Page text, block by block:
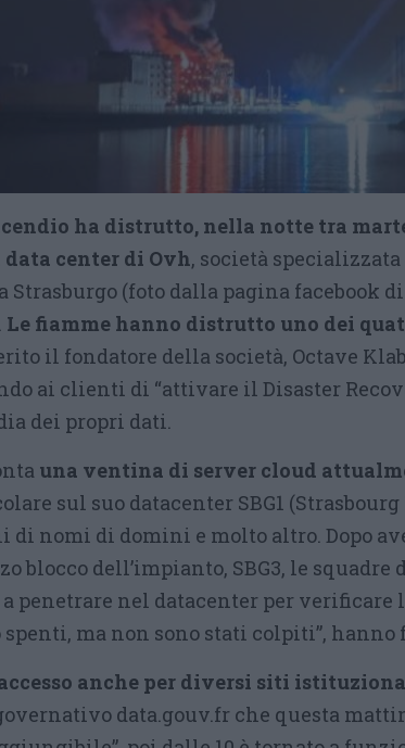
ha distrutto, nella notte tra
center di Ovh, società
(foto dalla pagina facebook di
. Le fiamme hanno distrutto uno dei
il fondatore della società, Octave
ai clienti di “attivare il Disaster
dei propri dati.
una ventina di server cloud
sul suo datacenter SBG1 (Strasbourg
di nomi di domini e molto altro. Dopo
blocco dell’impianto, SBG3, le squadre
penetrare nel datacenter per verificare
spenti, ma non sono stati colpiti”, hanno
anche per diversi siti
data.gouv.fr che questa